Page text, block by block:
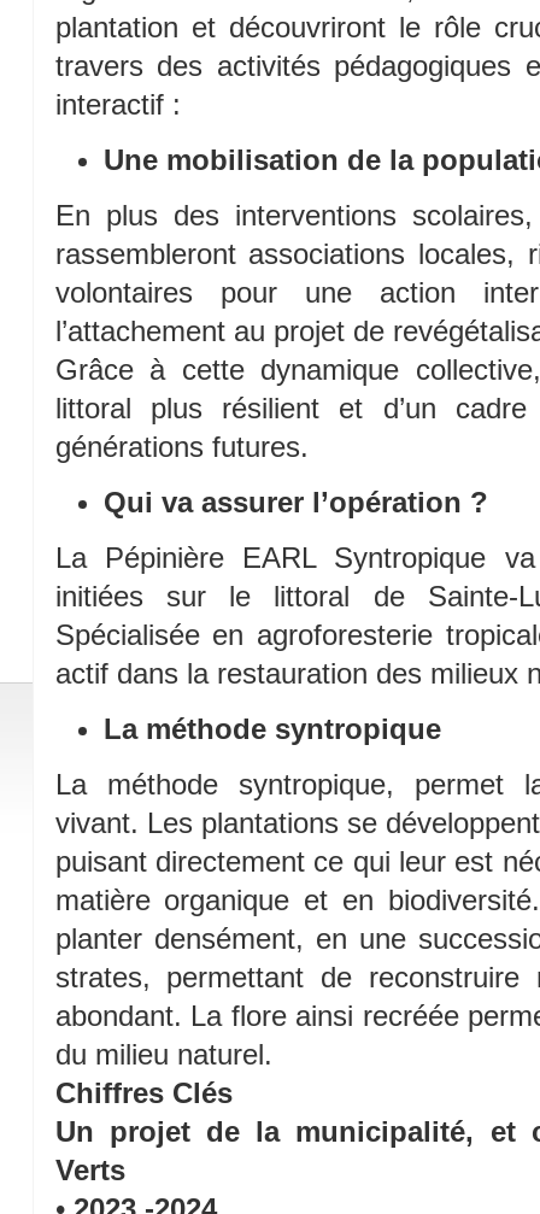
plantation et découvriront le rôle
travers des activités pédagogiques
interactif :
Une mobilisation de la
En plus des interventions
rassembleront associations locales,
volontaires pour une action
l’attachement au projet de
Grâce à cette dynamique
littoral plus résilient et d’un
générations futures.
Qui va assurer l’opération ?
La Pépinière EARL Syntropique
initiées sur le littoral de Sainte-
Spécialisée en agroforesterie
actif dans la restauration des milieux
La méthode syntropique
La méthode syntropique, permet
vivant. Les plantations se
puisant directement ce qui leur est
matière organique et en
planter densément, en une
strates, permettant de reconstruire
abondant. La flore ainsi recréée
du milieu naturel.
Chiffres Clés
Un projet de la municipalité, et
Verts